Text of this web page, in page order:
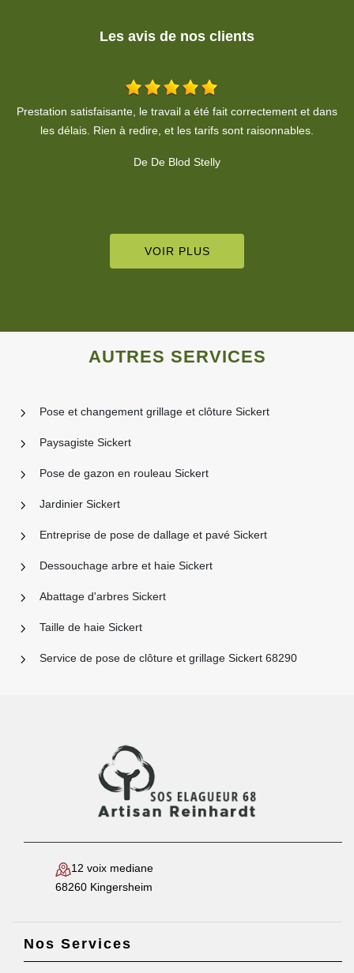
Les avis de nos clients
Travail soigné, propre. A respecter le devis, je recommande
fortement.
De Habiba HOHENADEL
VOIR PLUS
AUTRES SERVICES
Pose et changement grillage et clôture Sickert
Paysagiste Sickert
Pose de gazon en rouleau Sickert
Jardinier Sickert
Entreprise de pose de dallage et pavé Sickert
Dessouchage arbre et haie Sickert
Abattage d'arbres Sickert
Taille de haie Sickert
Service de pose de clôture et grillage Sickert 68290
12 voix mediane
68260 Kingersheim
Nos Services